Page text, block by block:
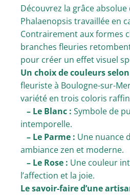
Découvrez la grâce absolue
Phalaenopsis travaillée en
Contrairement aux formes
branches fleuries
pour créer un effet visuel
Un choix de couleurs
fleuriste à Boulogne-sur-
variété en trois coloris
– Le Blanc : Symbole de
intemporelle.
– Le Parme : Une nuance
ambiance zen et moderne.
– Le Rose : Une couleur
l’affection et la joie.
Le savoir-faire d’une